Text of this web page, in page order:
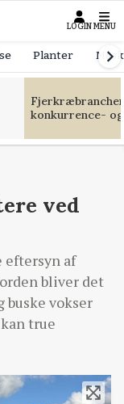
LOGIN MENU
Planter
konkurrence-
ved
eftersyn af
bliver det
vokser
true